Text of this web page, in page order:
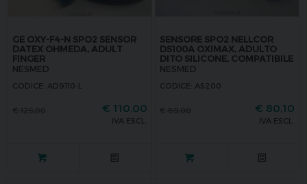
GE OXY-F4-N SPO2 SENSOR
DATEX OHMEDA, ADULT
FINGER
NESMED
CODICE: AD9110-L
€ 110,00
IVA ESCL.
SENSORE SPO2 NELLCOR
DS100A OXIMAX, ADULTO
DITO SILICONE, COMPATIBILE
NESMED
CODICE: AS200
€ 80,10
IVA ESCL.